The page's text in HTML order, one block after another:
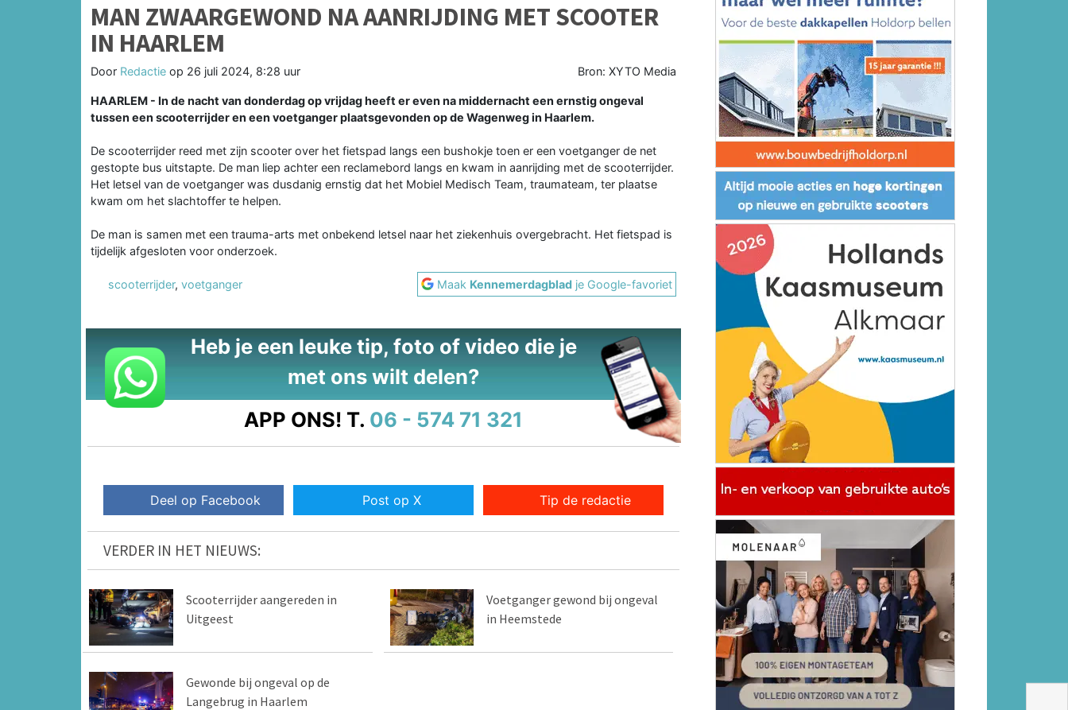
MAN ZWAARGEWOND NA AANRIJDING MET SCOOTER
IN HAARLEM
Door Redactie op 26 juli 2024, 8:28 uur Bron: XYTO Media
HAARLEM - In de nacht van donderdag op vrijdag heeft er even na middernacht een ernstig ongeval
tussen een scooterrijder en een voetganger plaatsgevonden op de Wagenweg in Haarlem.
De scooterrijder reed met zijn scooter over het fietspad langs een bushokje toen er een voetganger de net
gestopte bus uitstapte. De man liep achter een reclamebord langs en kwam in aanrijding met de scooterrijder.
Het letsel van de voetganger was dusdanig ernstig dat het Mobiel Medisch Team, traumateam, ter plaatse
kwam om het slachtoffer te helpen.
De man is samen met een trauma-arts met onbekend letsel naar het ziekenhuis overgebracht. Het fietspad is
tijdelijk afgesloten voor onderzoek.
scooterrijder, voetganger Maak Kennemerdagblad je Google-favoriet
Heb je een leuke tip, foto of video die je
met ons wilt delen?
APP ONS! T. 06 - 574 71 321
Deel op Facebook Post op X Tip de redactie
VERDER IN HET NIEUWS:
Scooterrijder aangereden in
Uitgeest
Voetganger gewond bij ongeval
in Heemstede
Gewonde bij ongeval op de
Langebrug in Haarlem